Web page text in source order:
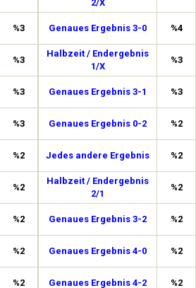
%3
%3
%3
%3
%2
%2
%2
%2
%2
2/X
Genaues Ergebnis 3-0 %4
Halbzeit / Endergebnis
1/X
%3
Genaues Ergebnis 3-1 %3
Genaues Ergebnis 0-2 %2
Jedes andere Ergebnis %2
Halbzeit / Endergebnis
2/1
%2
Genaues Ergebnis 3-2 %2
Genaues Ergebnis 4-0 %2
Genaues Ergebnis 4-2 %2